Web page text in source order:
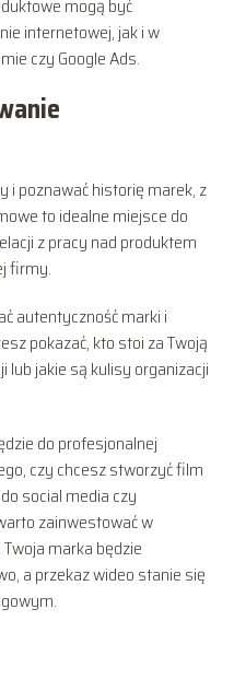
mogą być
internetowej, jak i w
czy Google Ads.
i poznawać historię marek, z
to idealne miejsce do
z pracy nad produktem
firmy.
autentyczność marki i
pokazać, kto stoi za Twoją
jakie są kulisy organizacji
do profesjonalnej
czy chcesz stworzyć film
social media czy
zainwestować w
marka będzie
a przekaz wideo stanie się